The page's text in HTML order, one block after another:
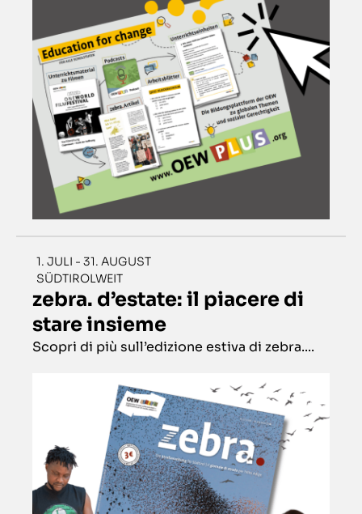
1. JULI - 31. AUGUST
SÜDTIROLWEIT
zebra. d’estate: il piacere di
stare insieme
Scopri di più sull’edizione estiva di zebra....